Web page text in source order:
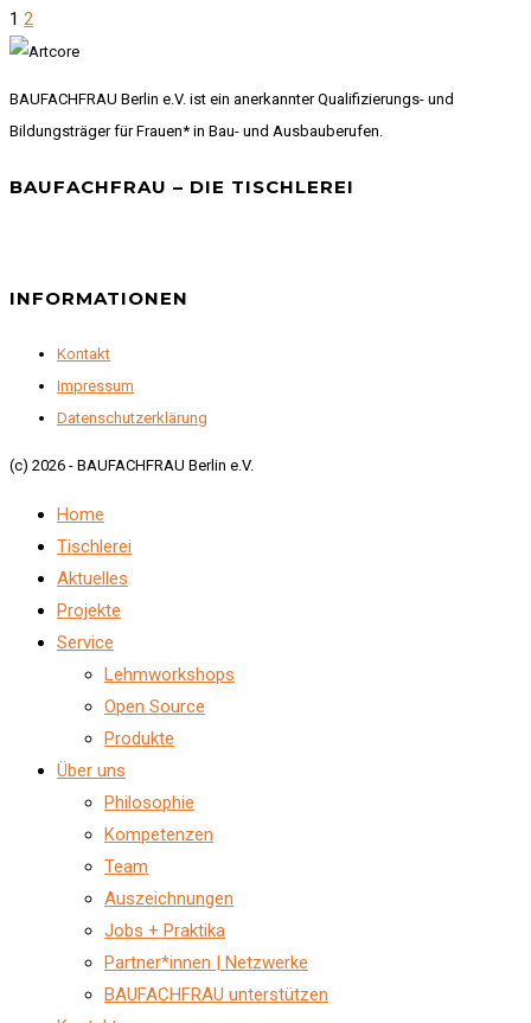
1 2
BAUFACHFRAU Berlin e.V. ist ein anerkannter Qualifizierungs- und
Bildungsträger für Frauen* in Bau- und Ausbauberufen.
BAUFACHFRAU – DIE TISCHLEREI
INFORMATIONEN
Kontakt
Impressum
Datenschutzerklärung
(c) 2026 - BAUFACHFRAU Berlin e.V.
Home
Tischlerei
Aktuelles
Projekte
Service
Lehmworkshops
Open Source
Produkte
Über uns
Philosophie
Kompetenzen
Team
Auszeichnungen
Jobs + Praktika
Partner*innen | Netzwerke
BAUFACHFRAU unterstützen